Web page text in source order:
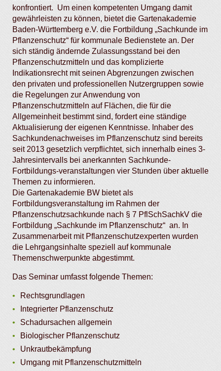
konfrontiert. Um einen kompetenten Umgang damit
gewährleisten zu können, bietet die Gartenakademie
Baden-Württemberg e.V. die Fortbildung „Sachkunde im
Pflanzenschutz“ für kommunale Bedienstete an. Der
sich ständig ändernde Zulassungsstand bei den
Pflanzenschutzmitteln und das komplizierte
Indikationsrecht mit seinen Abgrenzungen zwischen
den privaten und professionellen Nutzergruppen sowie
die Regelungen zur Anwendung von
Pflanzenschutzmitteln auf Flächen, die für die
Allgemeinheit bestimmt sind, fordert eine ständige
Aktualisierung der eigenen Kenntnisse. Inhaber des
Sachkundenachweises im Pflanzenschutz sind bereits
seit 2013 gesetzlich verpflichtet, sich innerhalb eines 3-
Jahresintervalls bei anerkannten Sachkunde-
Fortbildungs-veranstaltungen vier Stunden über aktuelle
Themen zu informieren.
Die Gartenakademie BW bietet als
Fortbildungsveranstaltung im Rahmen der
Pflanzenschutzsachkunde nach § 7 PflSchSachkV die
Fortbildung „Sachkunde im Pflanzenschutz“ an. In
Zusammenarbeit mit Pflanzenschutzexperten wurden
die Lehrgangsinhalte speziell auf kommunale
Themenschwerpunkte abgestimmt.
Das Seminar umfasst folgende Themen:
Rechtsgrundlagen
Integrierter Pflanzenschutz
Schadursachen allgemein
Biologischer Pflanzenschutz
Unkrautbekämpfung
Umgang mit Pflanzenschutzmitteln